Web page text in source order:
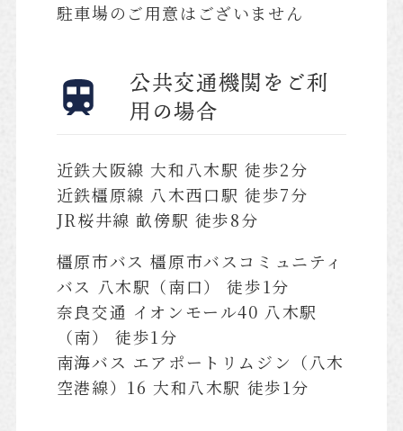
駐車場のご用意はございません
公共交通機関をご利
用の場合
近鉄大阪線 大和八木駅 徒歩2分
近鉄橿原線 八木西口駅 徒歩7分
JR桜井線 畝傍駅 徒歩8分
橿原市バス 橿原市バスコミュニティ
バス 八木駅（南口） 徒歩1分
奈良交通 イオンモール40 八木駅
（南） 徒歩1分
南海バス エアポートリムジン（八木
空港線）16 大和八木駅 徒歩1分